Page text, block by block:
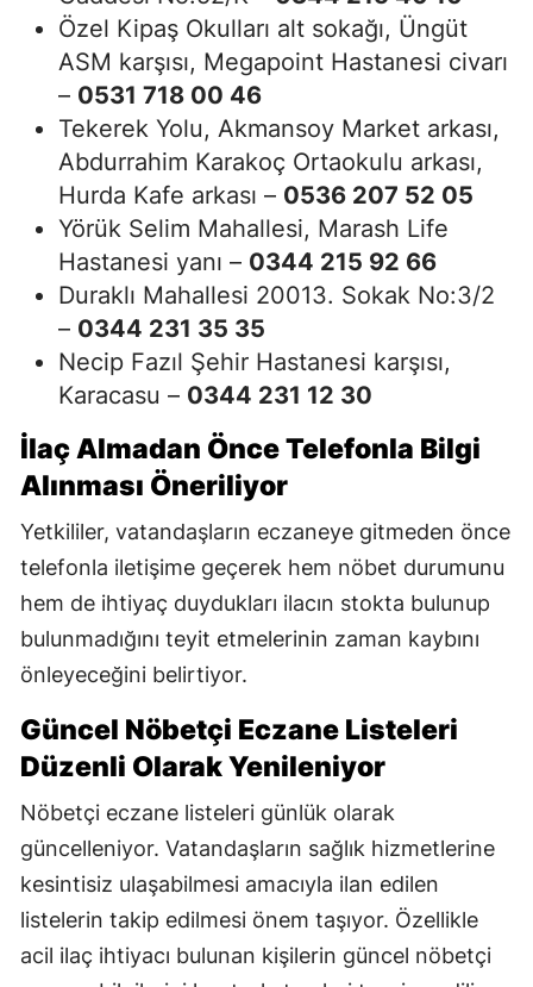
Özel Kipaş Okulları alt sokağı, Üngüt
ASM karşısı, Megapoint Hastanesi civarı
– 0531 718 00 46
Tekerek Yolu, Akmansoy Market arkası,
Abdurrahim Karakoç Ortaokulu arkası,
Hurda Kafe arkası – 0536 207 52 05
Yörük Selim Mahallesi, Marash Life
Hastanesi yanı – 0344 215 92 66
Duraklı Mahallesi 20013. Sokak No:3/2
– 0344 231 35 35
Necip Fazıl Şehir Hastanesi karşısı,
Karacasu – 0344 231 12 30
İlaç Almadan Önce Telefonla Bilgi
Alınması Öneriliyor
Yetkililer, vatandaşların eczaneye gitmeden önce
telefonla iletişime geçerek hem nöbet durumunu
hem de ihtiyaç duydukları ilacın stokta bulunup
bulunmadığını teyit etmelerinin zaman kaybını
önleyeceğini belirtiyor.
Güncel Nöbetçi Eczane Listeleri
Düzenli Olarak Yenileniyor
Nöbetçi eczane listeleri günlük olarak
güncelleniyor. Vatandaşların sağlık hizmetlerine
kesintisiz ulaşabilmesi amacıyla ilan edilen
listelerin takip edilmesi önem taşıyor. Özellikle
acil ilaç ihtiyacı bulunan kişilerin güncel nöbetçi